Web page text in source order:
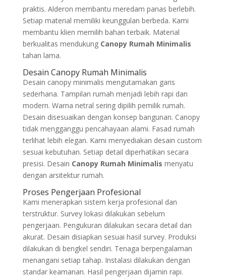
praktis. Alderon membantu meredam panas berlebih.
Setiap material memiliki keunggulan berbeda. Kami
membantu klien memilih bahan terbaik. Material
berkualitas mendukung Canopy Rumah Minimalis
tahan lama.
Desain Canopy Rumah Minimalis
Desain canopy minimalis mengutamakan garis
sederhana. Tampilan rumah menjadi lebih rapi dan
modern. Warna netral sering dipilih pemilik rumah.
Desain disesuaikan dengan konsep bangunan. Canopy
tidak mengganggu pencahayaan alami. Fasad rumah
terlihat lebih elegan. Kami menyediakan desain custom
sesuai kebutuhan. Setiap detail diperhatikan secara
presisi. Desain Canopy Rumah Minimalis menyatu
dengan arsitektur rumah.
Proses Pengerjaan Profesional
Kami menerapkan sistem kerja profesional dan
terstruktur. Survey lokasi dilakukan sebelum
pengerjaan. Pengukuran dilakukan secara detail dan
akurat. Desain disiapkan sesuai hasil survey. Produksi
dilakukan di bengkel sendiri. Tenaga berpengalaman
menangani setiap tahap. Instalasi dilakukan dengan
standar keamanan. Hasil pengerjaan dijamin rapi.